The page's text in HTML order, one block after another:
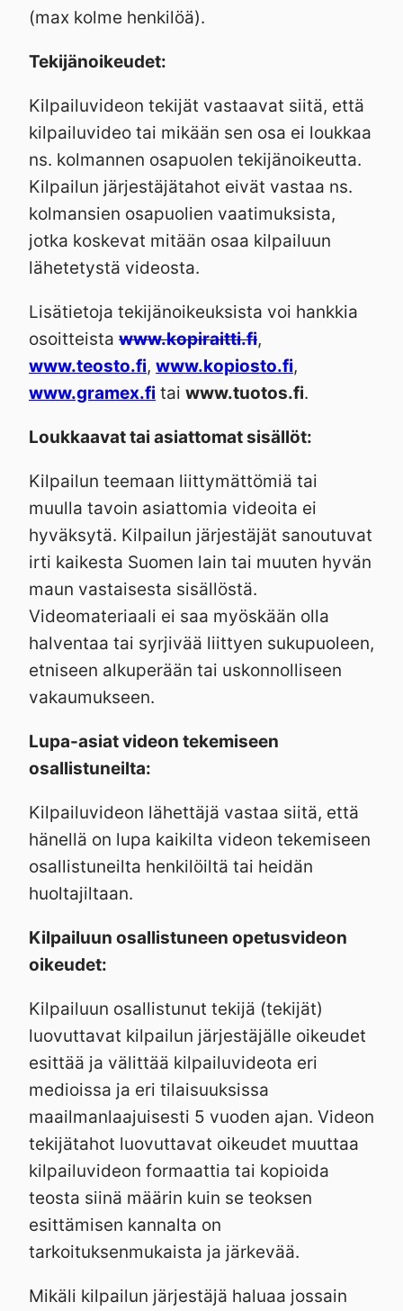
(max kolme henkilöä).
Tekijänoikeudet:
Kilpailuvideon tekijät vastaavat siitä, että
kilpailuvideo tai mikään sen osa ei loukkaa
ns. kolmannen osapuolen tekijänoikeutta.
Kilpailun järjestäjätahot eivät vastaa ns.
kolmansien osapuolien vaatimuksista,
jotka koskevat mitään osaa kilpailuun
lähetetystä videosta.
Lisätietoja tekijänoikeuksista voi hankkia
osoitteista www.kopiraitti.fi,
www.teosto.fi, www.kopiosto.fi,
www.gramex.fi tai www.tuotos.fi.
Loukkaavat tai asiattomat sisällöt:
Kilpailun teemaan liittymättömiä tai
muulla tavoin asiattomia videoita ei
hyväksytä. Kilpailun järjestäjät sanoutuvat
irti kaikesta Suomen lain tai muuten hyvän
maun vastaisesta sisällöstä.
Videomateriaali ei saa myöskään olla
halventaa tai syrjivää liittyen sukupuoleen,
etniseen alkuperään tai uskonnolliseen
vakaumukseen.
Lupa-asiat videon tekemiseen
osallistuneilta:
Kilpailuvideon lähettäjä vastaa siitä, että
hänellä on lupa kaikilta videon tekemiseen
osallistuneilta henkilöiltä tai heidän
huoltajiltaan.
Kilpailuun osallistuneen opetusvideon
oikeudet:
Kilpailuun osallistunut tekijä (tekijät)
luovuttavat kilpailun järjestäjälle oikeudet
esittää ja välittää kilpailuvideota eri
medioissa ja eri tilaisuuksissa
maailmanlaajuisesti 5 vuoden ajan. Videon
tekijätahot luovuttavat oikeudet muuttaa
kilpailuvideon formaattia tai kopioida
teosta siinä määrin kuin se teoksen
esittämisen kannalta on
tarkoituksenmukaista ja järkevää.
Mikäli kilpailun järjestäjä haluaa jossain